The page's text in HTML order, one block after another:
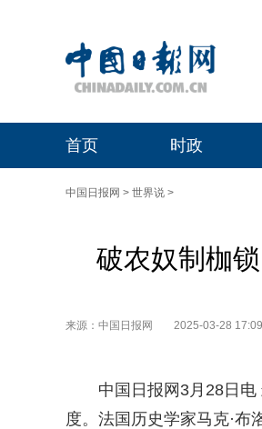
首页 时政
中国日报网 > 世界说 >
破农奴制枷
来源：中国日报网 2025-03-28 17:09
中国日报网3月28日
度。法国历史学家马克·布